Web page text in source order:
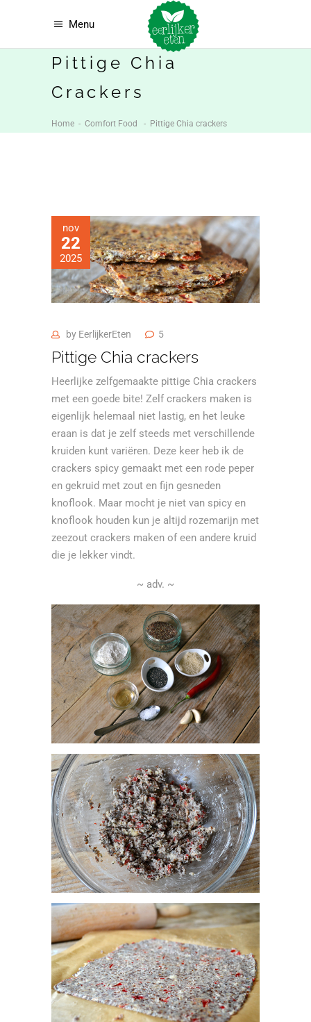
Menu
Pittige Chia
Crackers
Home - Comfort Food - Pittige Chia crackers
nov
22
2025
by EerlijkerEten 5
Pittige Chia crackers
Heerlijke zelfgemaakte pittige Chia crackers
met een goede bite! Zelf crackers maken is
eigenlijk helemaal niet lastig, en het leuke
eraan is dat je zelf steeds met verschillende
kruiden kunt variëren. Deze keer heb ik de
crackers spicy gemaakt met een rode peper
en gekruid met zout en fijn gesneden
knoflook. Maar mocht je niet van spicy en
knoflook houden kun je altijd rozemarijn met
zeezout crackers maken of een andere kruid
die je lekker vindt.
~ adv. ~